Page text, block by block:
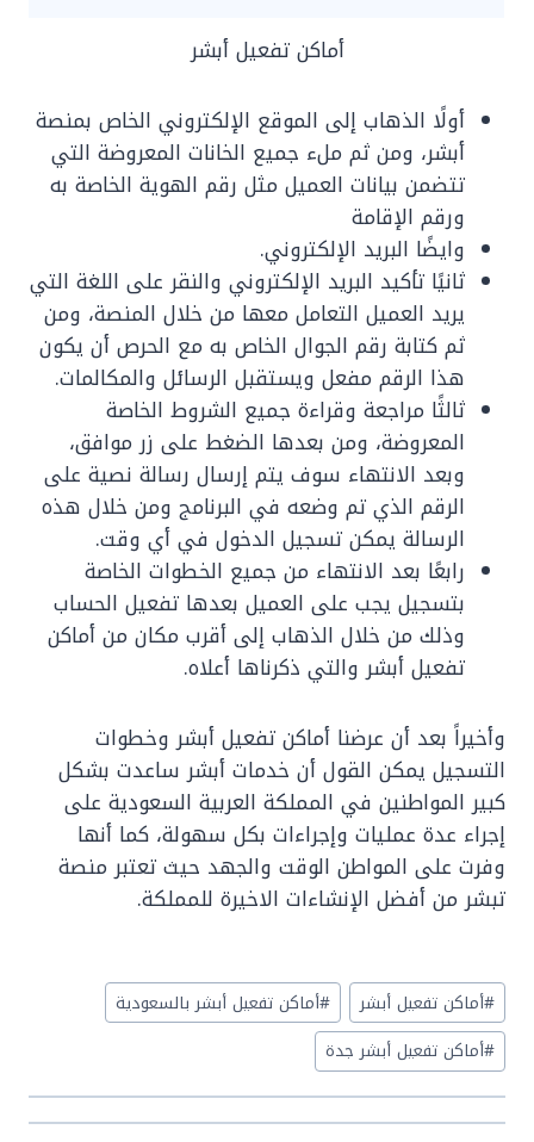
أماكن تفعيل أبشر
‏أولًا الذهاب إلى الموقع الإلكتروني الخاص بمنصة
أبشر، ومن ثم ملء جميع الخانات المعروضة التي
تتضمن بيانات العميل مثل رقم الهوية الخاصة به
ورقم الإقامة
وايضًا البريد الإلكتروني.
ثانيًا تأكيد البريد الإلكتروني والنقر على اللغة التي
يريد العميل التعامل معها من خلال المنصة، ومن
ثم كتابة رقم الجوال الخاص به مع الحرص أن يكون
هذا الرقم مفعل ويستقبل الرسائل والمكالمات.
ثالثًا مراجعة وقراءة جميع الشروط الخاصة
المعروضة، ومن بعدها الضغط على زر موافق،
وبعد الانتهاء سوف يتم إرسال رسالة نصية على
الرقم الذي تم وضعه في البرنامج ومن خلال هذه
الرسالة يمكن تسجيل الدخول في أي وقت.
رابعًا بعد الانتهاء من جميع الخطوات الخاصة
بتسجيل يجب على العميل بعدها تفعيل الحساب
وذلك من خلال الذهاب إلى أقرب مكان من أماكن
تفعيل أبشر والتي ذكرناها أعلاه.
وأخيراً بعد أن عرضنا أماكن تفعيل أبشر وخطوات
التسجيل يمكن القول أن خدمات أبشر ساعدت بشكل
كبير المواطنين في المملكة العربية السعودية على
إجراء عدة عمليات وإجراءات بكل سهولة، كما أنها
وفرت على المواطن الوقت والجهد حيث تعتبر منصة
تبشر من أفضل الإنشاءات الاخيرة للمملكة.
Post
Tags:
#أماكن تفعيل أبشر #أماكن تفعيل أبشر بالسعودية
#أماكن تفعيل أبشر جدة